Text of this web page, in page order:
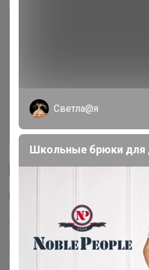
История проведённых
Cтраничка организатора
Другие СП организатора
Торговые марки
Puratos™ Италика™ Чудское
Светла@я
Школьные брюки для